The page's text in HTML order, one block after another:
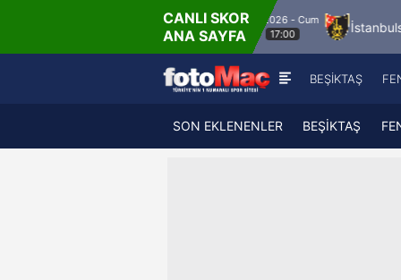
CANLI SKOR
ANA SAYFA
8.8.2026 - Cum
17:00
İstanbulspor
BEŞİKTAŞ
SON EKLENENLER BEŞİKTAŞ